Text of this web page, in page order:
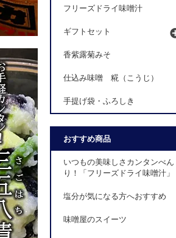
フリーズドライ味噌汁
ギフトセット
香紫露菊みそ
仕込み味噌 糀（こうじ）
手提げ袋・ふろしき
おすすめ商品
いつもの美味しさカンタンべん
り！「フリーズドライ味噌汁」
塩分が気になる方へおすすめ
味噌屋のスイーツ